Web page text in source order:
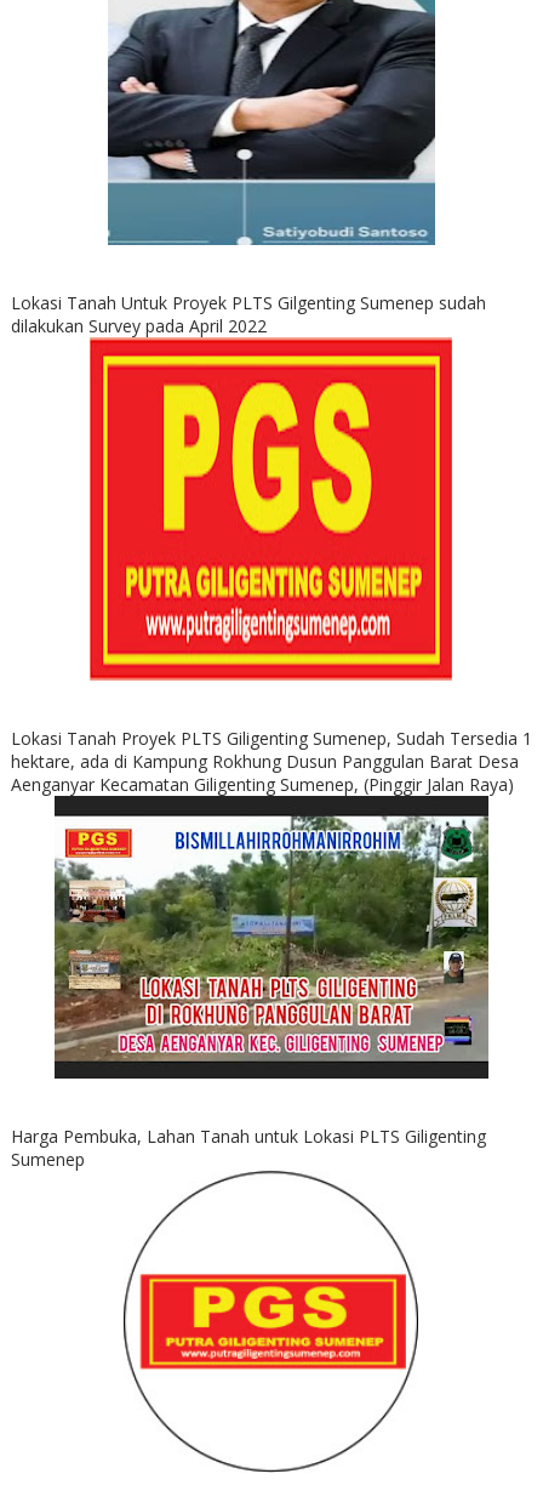
Lokasi Tanah Untuk Proyek PLTS Gilgenting Sumenep sudah
dilakukan Survey pada April 2022
Lokasi Tanah Proyek PLTS Giligenting Sumenep, Sudah Tersedia 1
hektare, ada di Kampung Rokhung Dusun Panggulan Barat Desa
Aenganyar Kecamatan Giligenting Sumenep, (Pinggir Jalan Raya)
Harga Pembuka, Lahan Tanah untuk Lokasi PLTS Giligenting
Sumenep